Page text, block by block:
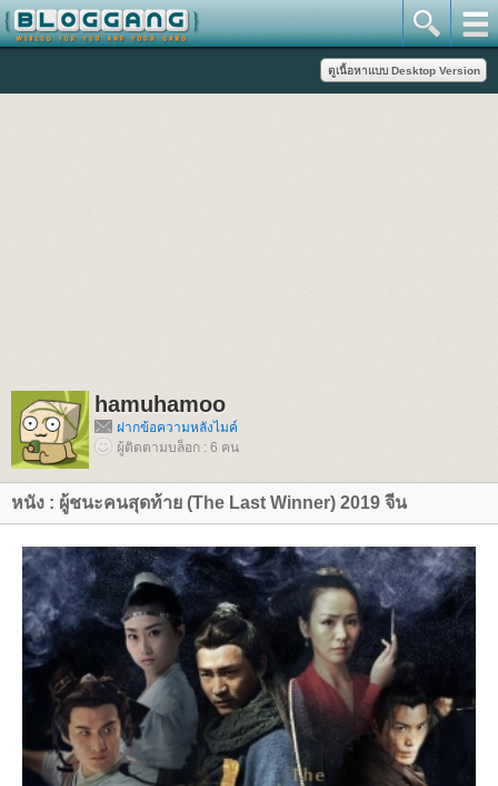
hamuhamoo
ฝากข้อความหลังไมค์
ผู้ติดตามบล็อก : 6 คน
หนัง : ผู้ชนะคนสุดท้าย (The Last Winner) 2019 จีน